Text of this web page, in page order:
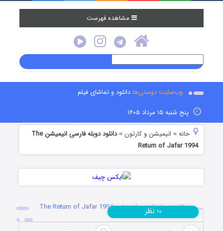
مشاهده فهرست
وب‌سایت دوستی‌هادانلود و تماشای فیلم
پنج شنبه ۱۵ مرداد ۱۴۰۵
خانه » انیمیشن و کارتون »
دانلود دوبله فارسی انیمیشن The
Return of Jafar 1994
دانلود دوبله فارسی انیمیشن The Return of Jafar 1994
۱۰ نظر